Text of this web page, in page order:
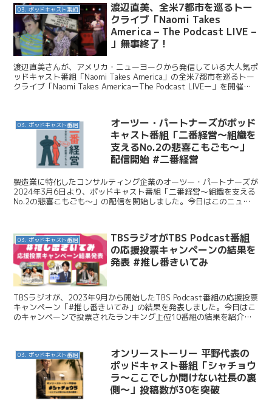
03. ポッドキャスト番組
渡辺直美、全米7都市を巡るトー
クライブ「Naomi Takes
America – The Podcast LIVE –
」無事終了！
渡辺直美さんが、アメリカ・ニューヨークから発信している大人気ポ
ッドキャスト番組「Naomi Takes America」の全米7都市を巡るトー
クライブ「Naomi Takes AmericaーThe Podcast LIVEー」を開催し
03. ポッドキャスト番組
オーツー・パートナーズがポッド
キャスト番組「二番経営～組織を
支えるNo.2の悲喜こもごも～」
配信開始 #二番経営
製造業に特化したコンサルティング企業のオーツー・パートナーズが
2024年3月6日より、ポッドキャスト番組「二番経営～組織を支える
No.2の悲喜こもごも～」の配信を開始しました。今日はこのニュー
03. ポッドキャスト番組
TBSラジオがTBS Podcast番組
の応援投票キャンペーンの結果を
発表 #推し番きいてみ
TBSラジオが、2023年9月から開始したTBS Podcast番組の応援投票
キャンペーン「#推し番きいてみ」の結果を発表しました。今日はこ
のキャンペーンで投票されたランキング上位10番組の結果を紹介し
03. ポッドキャスト番組
オンリーストーリー 平野代表の
ポッドキャスト番組「シャチョウ
ラ〜ここでしか聞けない社長の裏
側〜」投稿数が30を突破